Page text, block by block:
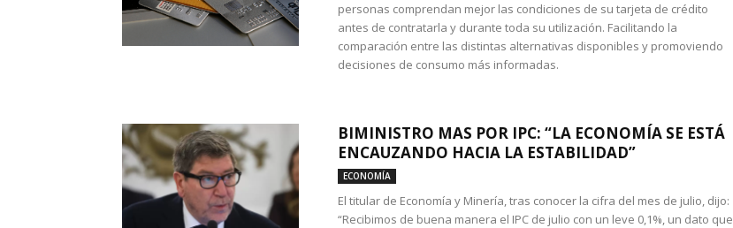
personas comprendan mejor las condiciones de su tarjeta de crédito
antes de contratarla y durante toda su utilización. Facilitando la
comparación entre las distintas alternativas disponibles y promoviendo
decisiones de consumo más informadas.
BIMINISTRO MAS POR IPC: “LA ECONOMÍA SE ESTÁ
ENCAUZANDO HACIA LA ESTABILIDAD”
ECONOMÍA
El titular de Economía y Minería, tras conocer la cifra del mes de julio, dijo:
“Recibimos de buena manera el IPC de julio con un leve 0,1%, un dato que